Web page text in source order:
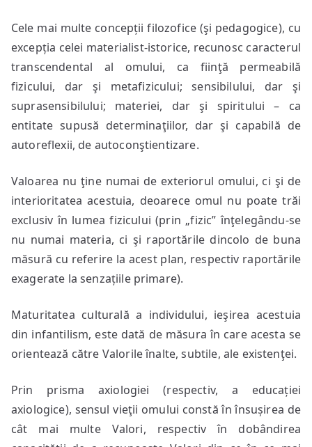
Cele mai multe concepții filozofice (şi pedagogice), cu
excepția celei materialist-istorice, recunosc caracterul
transcendental al omului, ca fiinţă permeabilă
fizicului, dar şi metafizicului; sensibilului, dar şi
suprasensibilului; materiei, dar şi spiritului – ca
entitate supusă determinaţiilor, dar şi capabilă de
autoreflexii, de autoconştientizare.
Valoarea nu ţine numai de exteriorul omului, ci şi de
interioritatea acestuia, deoarece omul nu poate trăi
exclusiv în lumea fizicului (prin „fizic” înţelegându-se
nu numai materia, ci şi raportările dincolo de buna
măsură cu referire la acest plan, respectiv raportările
exagerate la senzațiile primare).
Maturitatea culturală a individului, ieşirea acestuia
din infantilism, este dată de măsura în care acesta se
orientează către Valorile înalte, subtile, ale existenţei.
Prin prisma axiologiei (respectiv, a educației
axiologice), sensul vieţii omului constă în însușirea de
cât mai multe Valori, respectiv în dobândirea